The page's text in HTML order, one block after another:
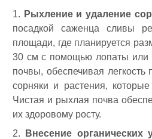
Рыхление и удаление
посадкой саженца сливы
площади, где планируется
30 см с помощью лопаты или
почвы, обеспечивая
сорняки и растения,
Чистая и рыхлая почва
их здоровому росту.
Внесение